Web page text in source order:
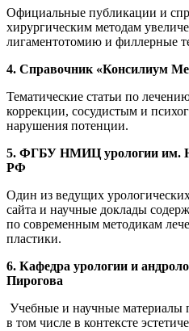
Официальные публикации и
хирургическим методам
лигаментотомию и филлерные
4. Справочник «Консилиум
Тематические статьи по
коррекции, сосудистым и
нарушения потенции.
5. ФГБУ НМИЦ урологии им.
РФ
Один из ведущих
сайта и научные доклады
по современным методикам
пластики.
6. Кафедра урологии и
Пирогова
Учебные и научные материалы
в том числе в контексте